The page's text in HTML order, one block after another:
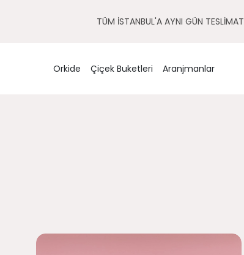
TÜM İSTANBUL'A AYNI GÜN TESLİMAT
Orkide Çiçek Buketleri Aranjmanlar